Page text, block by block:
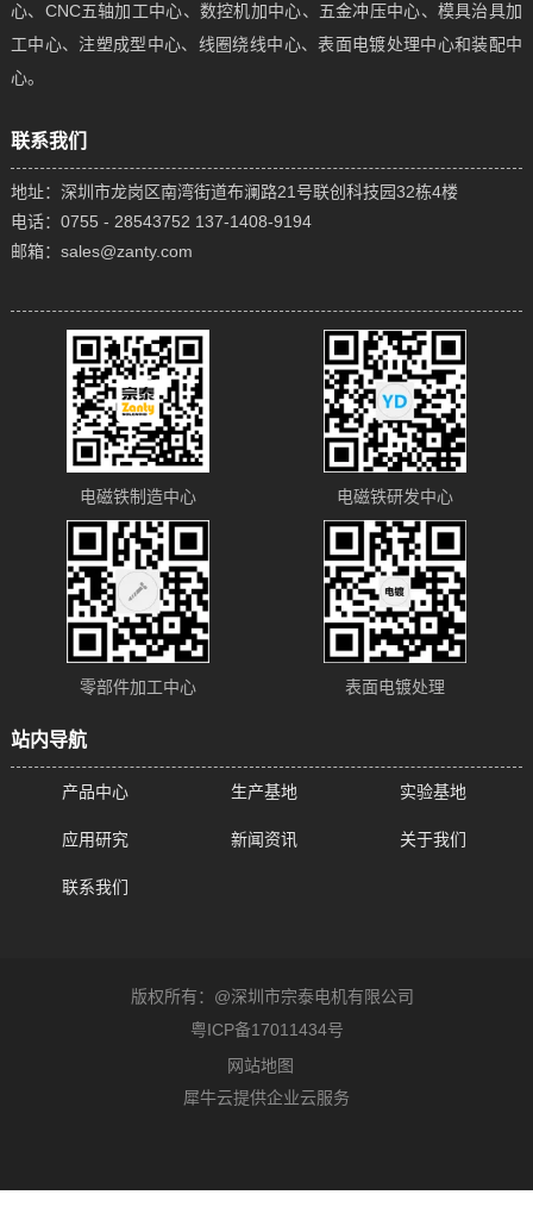
心、CNC五轴加工中心、数控机加中心、五金冲压中心、模具治具加
工中心、注塑成型中心、线圈绕线中心、表面电镀处理中心和装配中
心。
联系我们
地址：深圳市龙岗区南湾街道布澜路21号联创科技园32栋4楼
电话：0755 - 28543752 137-1408-9194
邮箱：sales@zanty.com
电磁铁制造中心 电磁铁研发中心
零部件加工中心 表面电镀处理
站内导航
产品中心 生产基地 实验基地
应用研究 新闻资讯 关于我们
联系我们
版权所有：@深圳市宗泰电机有限公司
粤ICP备17011434号
网站地图
犀牛云提供企业云服务